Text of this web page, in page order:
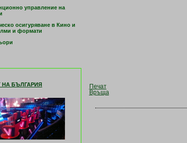
управление на
осигуряване в Кино и
и формати
НА БЪЛГАРИЯ
Печат
Връща